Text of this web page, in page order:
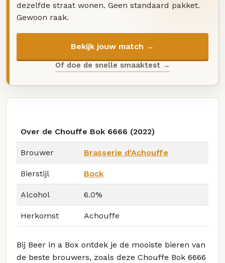
dezelfde straat wonen. Geen standaard pakket.
Gewoon raak.
Bekijk jouw match →
Of doe de snelle smaaktest →
Over de Chouffe Bok 6666 (2022)
Brouwer Brasserie d'Achouffe
Bierstijl Bock
Alcohol 6.0%
Herkomst Achouffe
Bij Beer in a Box ontdek je de mooiste bieren van
de beste brouwers, zoals deze Chouffe Bok 6666